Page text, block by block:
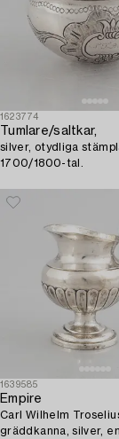
1623774
Tumlare/saltkar,
silver, otydliga
1700/1800-tal.
1639585
Empire
Carl Wilhelm
gräddkanna, silver,